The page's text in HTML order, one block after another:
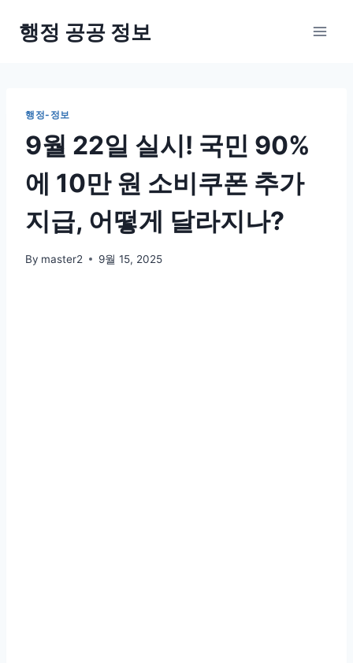
행정 공공 정보
행정-정보
9월 22일 실시! 국민 90%
에 10만 원 소비쿠폰 추가
지급, 어떻게 달라지나?
By master2 9월 15, 2025